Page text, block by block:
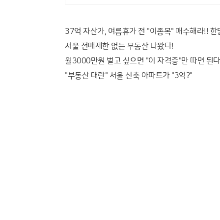
37억 자산가, 여름휴가 전 "이종목" 매수해라!! 한
서울 전매제한 없는 부동산 나왔다!
월3000만원 벌고 싶으면 "이 자격증"만 따면 된
"부동산 대란" 서울 신축 아파트가 "3억?"